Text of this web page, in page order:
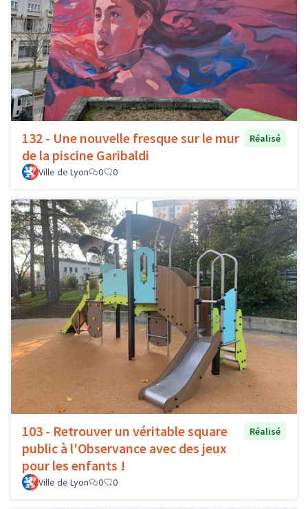
132 - Une nouvelle fresque sur le mur
de la piscine Garibaldi
Réalisé
Ville de Lyon 0 0
103 - Retrouver un véritable square
public à l'Observance avec des jeux
pour les enfants !
Réalisé
Ville de Lyon 0 0